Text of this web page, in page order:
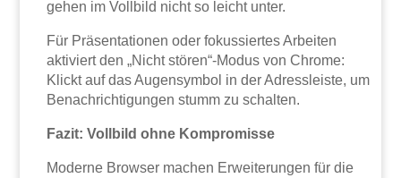
gehen im Vollbild nicht so leicht unter.
Für Präsentationen oder fokussiertes Arbeiten
aktiviert den „Nicht stören“-Modus von Chrome:
Klickt auf das Augensymbol in der Adressleiste, um
Benachrichtigungen stumm zu schalten.
Fazit: Vollbild ohne Kompromisse
Moderne Browser machen Erweiterungen für die